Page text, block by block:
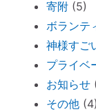
Tokyo
ずっと
DAYS」
電子
クター
寄附(5)
ボランテ
神様すご
プライベ
お知らせ
その他(4)